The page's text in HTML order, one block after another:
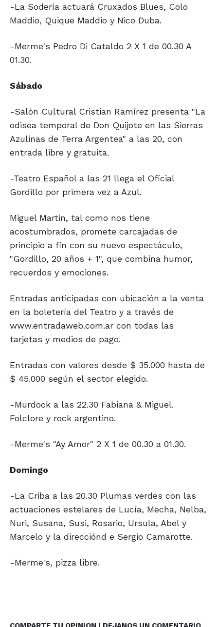
-La Sodería actuará Cruxados Blues, Colo
Maddio, Quique Maddio y Nico Duba.
-Merme's Pedro Di Cataldo 2 X 1 de 00.30 A
01.30.
Sábado
-Salón Cultural Cristian Ramírez presenta "La
odisea temporal de Don Quijote en las Sierras
Azulinas de Terra Argentea" a las 20, con
entrada libre y gratuita.
-Teatro Español a las 21 llega el Oficial
Gordillo por primera vez a Azul.
Miguel Martin, tal como nos tiene
acostumbrados, promete carcajadas de
principio a fin con su nuevo espectáculo,
"Gordillo, 20 años + 1", que combina humor,
recuerdos y emociones.
Entradas anticipadas con ubicación a la venta
en la boletería del Teatro y a través de
www.entradaweb.com.ar con todas las
tarjetas y medios de pago.
Entradas con valores desde $ 35.000 hasta de
$ 45.000 según el sector elegido.
-Murdock a las 22.30 Fabiana & Miguel.
Folclore y rock argentino.
-Merme's "Ay Amor" 2 X 1 de 00.30 a 01.30.
Domingo
-La Criba a las 20.30 Plumas verdes con las
actuaciones estelares de Lucía, Mecha, Nelba,
Nuri, Susana, Susi, Rosario, Ursula, Abel y
Marcelo y la direcciónd e Sergio Camarotte.
-Merme's, pizza libre.